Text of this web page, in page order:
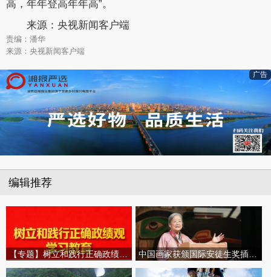
高，年年登高年年高”。
来源：央视新闻客户端
责编：潘华
来源：央视新闻客户端
广告
编辑推荐